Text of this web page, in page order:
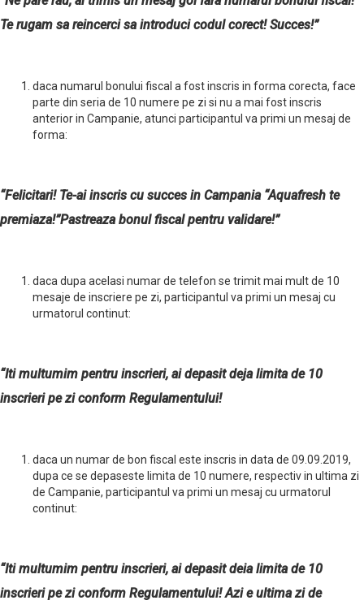
Te rugam sa reincerci sa introduci codul corect! Succes!”
daca numarul bonului fiscal a fost inscris in forma corecta, face
parte din seria de 10 numere pe zi si nu a mai fost inscris
anterior in Campanie, atunci participantul va primi un mesaj de
forma:
“Felicitari! Te-ai inscris cu succes in Campania “Aquafresh te
premiaza!”Pastreaza bonul fiscal pentru validare!”
daca dupa acelasi numar de telefon se trimit mai mult de 10
mesaje de inscriere pe zi, participantul va primi un mesaj cu
urmatorul continut:
“Iti multumim pentru inscrieri, ai depasit deja limita de 10
inscrieri pe zi conform Regulamentului!
daca un numar de bon fiscal este inscris in data de 09.09.2019,
dupa ce se depaseste limita de 10 numere, respectiv in ultima zi
de Campanie, participantul va primi un mesaj cu urmatorul
continut:
“Iti multumim pentru inscrieri, ai depasit deia limita de 10
inscrieri pe zi conform Regulamentului! Azi e ultima zi de